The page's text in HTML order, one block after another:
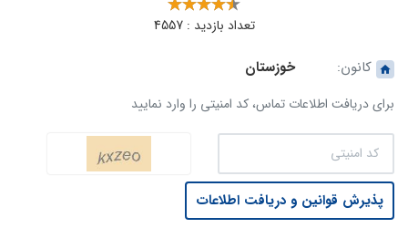
تعداد بازدید : 4557
کانون: خوزستان
برای دریافت اطلاعات تماس، کد امنیتی را وارد نمایید
پذیرش قوانین و دریافت اطلاعات